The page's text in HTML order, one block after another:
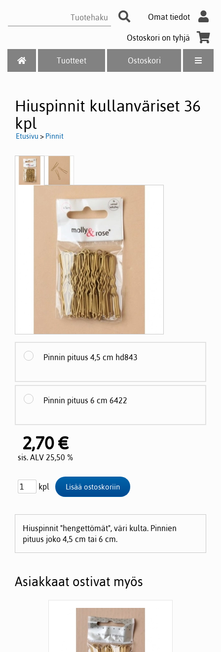
Omat tiedot
Ostoskori on tyhjä
Tuotteet Ostoskori
Hiuspinnit kullanväriset 36
kpl
Etusivu > Pinnit
Pinnin pituus 4,5 cm hd843
Pinnin pituus 6 cm 6422
2,70 €
sis. ALV 25,50 %
kpl
Hiuspinnit "hengettömät", väri kulta. Pinnien
pituus joko 4,5 cm tai 6 cm.
Asiakkaat ostivat myös